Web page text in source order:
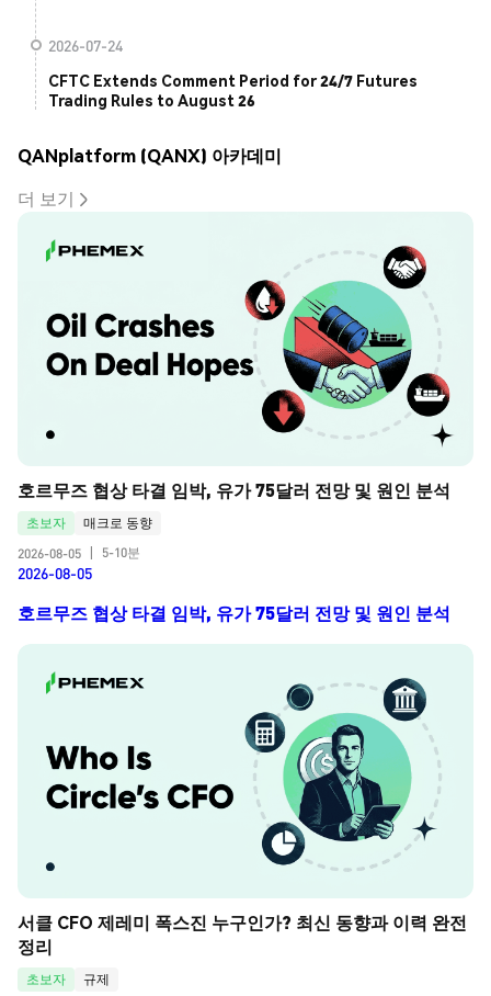
2026-07-24
CFTC Extends Comment Period for 24/7 Futures
Trading Rules to August 26
QANplatform (QANX) 아카데미
더 보기
호르무즈 협상 타결 임박, 유가 75달러 전망 및 원인 분석
초보자
매크로 동향
2026-08-05
5-10분
2026-08-05
호르무즈 협상 타결 임박, 유가 75달러 전망 및 원인 분석
서클 CFO 제레미 폭스진 누구인가? 최신 동향과 이력 완전
정리
초보자
규제